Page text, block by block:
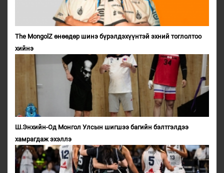
The MongolZ өнөөдөр шинэ бүрэлдэхүүнтэй эхний тоглолтоо
хийнэ
Ш.Энхийн-Од Монгол Улсын шигшээ багийн бэлтгэлдээ
хамрагдаж эхэллэ